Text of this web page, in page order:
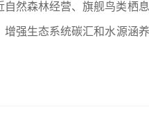
然森林经营、旗舰鸟类栖
强生态系统碳汇和水源涵